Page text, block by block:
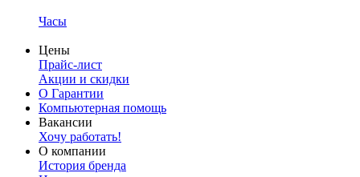
Часы
Цены
Прайс-лист
Акции и скидки
О Гарантии
Компьютерная помощь
Вакансии
Хочу работать!
О компании
История бренда